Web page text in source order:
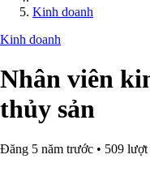
Kinh doanh
Kinh doanh
Nhân viên
thủy sản
Đăng 5 năm trước • 509 lượt